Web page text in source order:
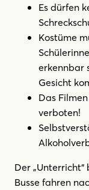
Es dürfen
Kostüme
erkennbar
Gesicht
Das
verboten!
Der
Busse fahren